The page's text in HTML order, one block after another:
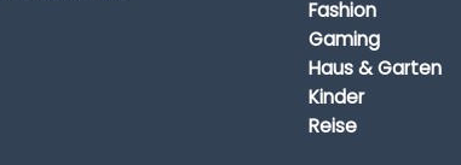
Fashion
Gaming
Haus & Garten
Kinder
Reise